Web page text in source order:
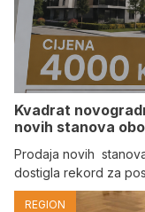
Kvadrat
novih stanova
Prodaja novih
dostigla rekord za
REGION